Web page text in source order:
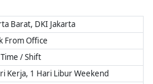
Barat, DKI Jakarta
From Office
/ Shift
Kerja, 1 Hari Libur Weekend